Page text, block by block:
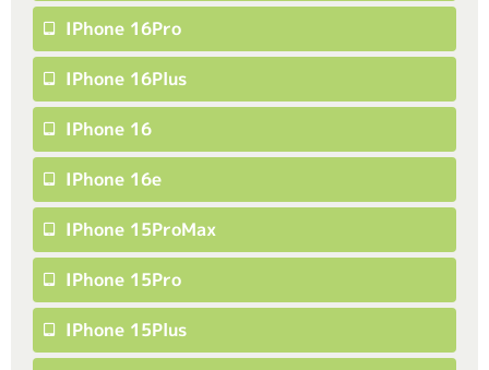
IPhone 16Pro
IPhone 16Plus
IPhone 16
IPhone 16e
IPhone 15ProMax
IPhone 15Pro
IPhone 15Plus